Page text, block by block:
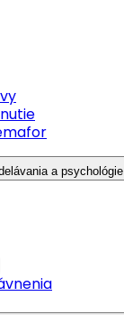
a psychológie